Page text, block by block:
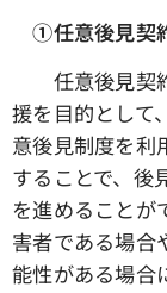
①任意後見契
任意後見契約
援を目的として
意後見制度を利
することで、後
を進めることが
害者である場合
能性がある場合